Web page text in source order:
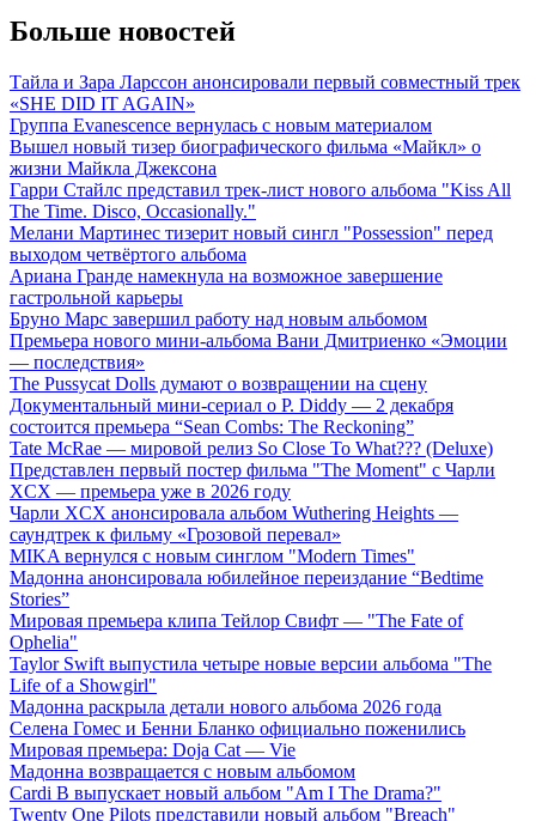
Больше новостей
Тайла и Зара Ларссон анонсировали первый совместный трек
«SHE DID IT AGAIN»
Группа Evanescence вернулась с новым материалом
Вышел новый тизер биографического фильма «Майкл» о
жизни Майкла Джексона
Гарри Стайлс представил трек-лист нового альбома "Kiss All
The Time. Disco, Occasionally."
Мелани Мартинес тизерит новый сингл "Possession" перед
выходом четвёртого альбома
Ариана Гранде намекнула на возможное завершение
гастрольной карьеры
Бруно Марс завершил работу над новым альбомом
Премьера нового мини-альбома Вани Дмитриенко «Эмоции
— последствия»
The Pussycat Dolls думают о возвращении на сцену
Документальный мини-сериал о P. Diddy — 2 декабря
состоится премьера “Sean Combs: The Reckoning”
Tate McRae — мировой релиз So Close To What??? (Deluxe)
Представлен первый постер фильма "The Moment" с Чарли
XCX — премьера уже в 2026 году
Чарли XCX анонсировала альбом Wuthering Heights —
саундтрек к фильму «Грозовой перевал»
MIKA вернулся с новым синглом "Modern Times"
Мадонна анонсировала юбилейное переиздание “Bedtime
Stories”
Мировая премьера клипа Тейлор Свифт — "The Fate of
Ophelia"
Taylor Swift выпустила четыре новые версии альбома "The
Life of a Showgirl"
Мадонна раскрыла детали нового альбома 2026 года
Селена Гомес и Бенни Бланко официально поженились
Мировая премьера: Doja Cat — Vie
Мадонна возвращается с новым альбомом
Cardi B выпускает новый альбом "Am I The Drama?"
Twenty One Pilots представили новый альбом "Breach"